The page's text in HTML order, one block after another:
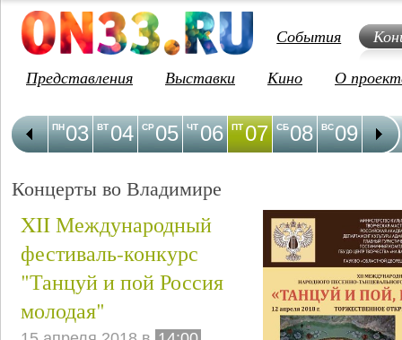
События
Представления
Выставки Кино О
03
ПН 04
ВТ 05
СР 06
ЧТ 07
ПТ 08
СБ 09
ВС 10
ПН
Концерты во Владимире
XII Международный
фестиваль-конкурс
"Танцуй и пой Россия
молодая"